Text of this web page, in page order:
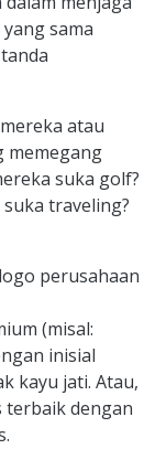
sama
atau
memegang
suka golf?
traveling?
perusahaan
(misal:
inisial
kayu jati. Atau,
dengan